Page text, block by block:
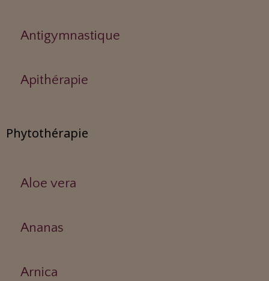
Antigymnastique
Apithérapie
Phytothérapie
Aloe vera
Ananas
Arnica